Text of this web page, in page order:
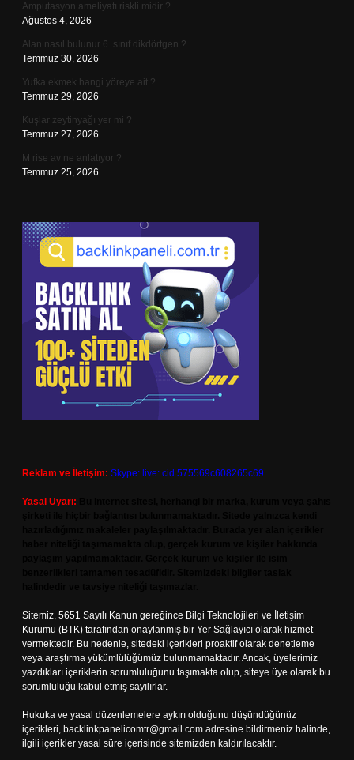
Amputasyon ameliyatı riskli midir ?
Ağustos 4, 2026
Alan nasıl bulunur 6. sınıf dikdörtgen ?
Temmuz 30, 2026
Yufka ekmek hangi yöreye ait ?
Temmuz 29, 2026
Kuşlar zeytinyağı yer mi ?
Temmuz 27, 2026
M rise av ne anlatıyor ?
Temmuz 25, 2026
Reklam ve İletişim: Skype: live:.cid.575569c608265c69
Yasal Uyarı:
Sitemiz, 5651 Sayılı Kanun gereğince Bilgi Teknolojileri ve İletişim
Kurumu (BTK) tarafından onaylanmış bir Yer Sağlayıcı olarak hizmet
vermektedir. Bu nedenle, sitedeki içerikleri proaktif olarak denetleme
veya araştırma yükümlülüğümüz bulunmamaktadır. Ancak, üyelerimiz
yazdıkları içeriklerin sorumluluğunu taşımakta olup, siteye üye olarak bu
sorumluluğu kabul etmiş sayılırlar.
Hukuka ve yasal düzenlemelere aykırı olduğunu düşündüğünüz
içerikleri, backlinkpanelicomtr@gmail.com adresine bildirmeniz halinde,
ilgili içerikler yasal süre içerisinde sitemizden kaldırılacaktır.